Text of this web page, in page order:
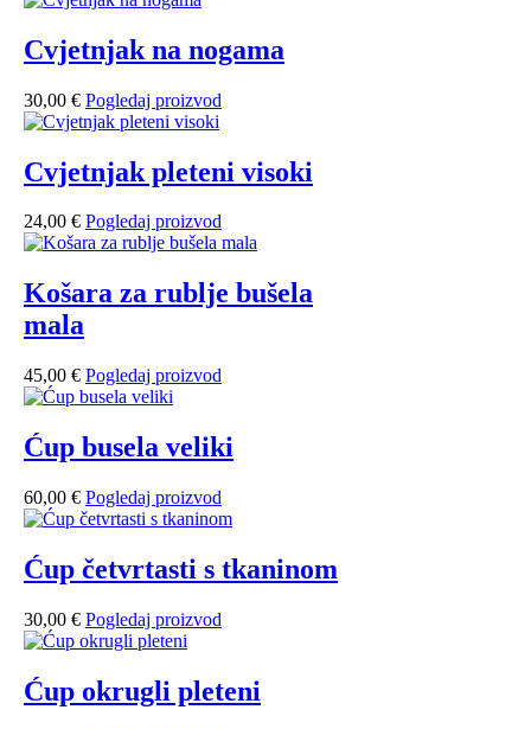
Cvjetnjak na nogama
30,00 € Pogledaj proizvod
Cvjetnjak pleteni visoki
24,00 € Pogledaj proizvod
Košara za rublje bušela
mala
45,00 € Pogledaj proizvod
Ćup busela veliki
60,00 € Pogledaj proizvod
Ćup četvrtasti s tkaninom
30,00 € Pogledaj proizvod
Ćup okrugli pleteni